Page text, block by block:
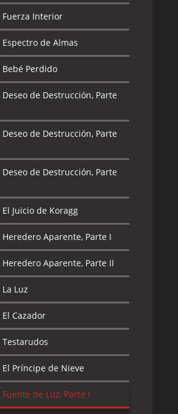
Fuerza Interior
Espectro de Almas
Bebé Perdido
Deseo de Destrucción, Parte
Deseo de Destrucción, Parte
Deseo de Destrucción, Parte
El Juicio de Koragg
Heredero Aparente, Parte I
Heredero Aparente, Parte II
La Luz
El Cazador
Testarudos
El Príncipe de Nieve
Fuente de Luz, Parte I